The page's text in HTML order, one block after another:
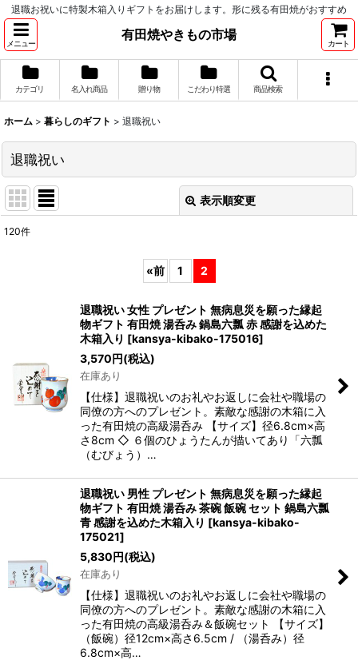
退職お祝いに特製木箱入りギフトをお届けします。形に残る有田焼がおすすめ
メニュー
有田焼やきもの市場
カート
カテゴリ 名入れ商品 贈り物 こだわり特選 商品検索
ホーム > 暮らしのギフト > 退職祝い
退職祝い
表示順変更
絞り込む
120件
«前 1 2
退職祝い 女性 プレゼント 無病息災を願った縁起
物ギフト 有田焼 湯呑み 鍋島六瓢 赤 感謝を込めた
木箱入り [kansya-kibako-175016]
3,570円(税込)
在庫あり
【仕様】退職祝いのお礼やお返しに会社や職場の
同僚の方へのプレゼント。素敵な感謝の木箱に入
った有田焼の高級湯呑み 【サイズ】径6.8cm×高
さ8cm ◇ ６個のひょうたんが描いてあり「六瓢
（むびょう）…
退職祝い 男性 プレゼント 無病息災を願った縁起
物ギフト 有田焼 湯呑み 茶碗 飯碗 セット 鍋島六瓢
青 感謝を込めた木箱入り [kansya-kibako-
175021]
5,830円(税込)
在庫あり
【仕様】退職祝いのお礼やお返しに会社や職場の
同僚の方へのプレゼント。素敵な感謝の木箱に入
った有田焼の高級湯呑み＆飯碗セット 【サイズ】
（飯碗）径12cm×高さ6.5cm / （湯呑み）径
6.8cm×高…